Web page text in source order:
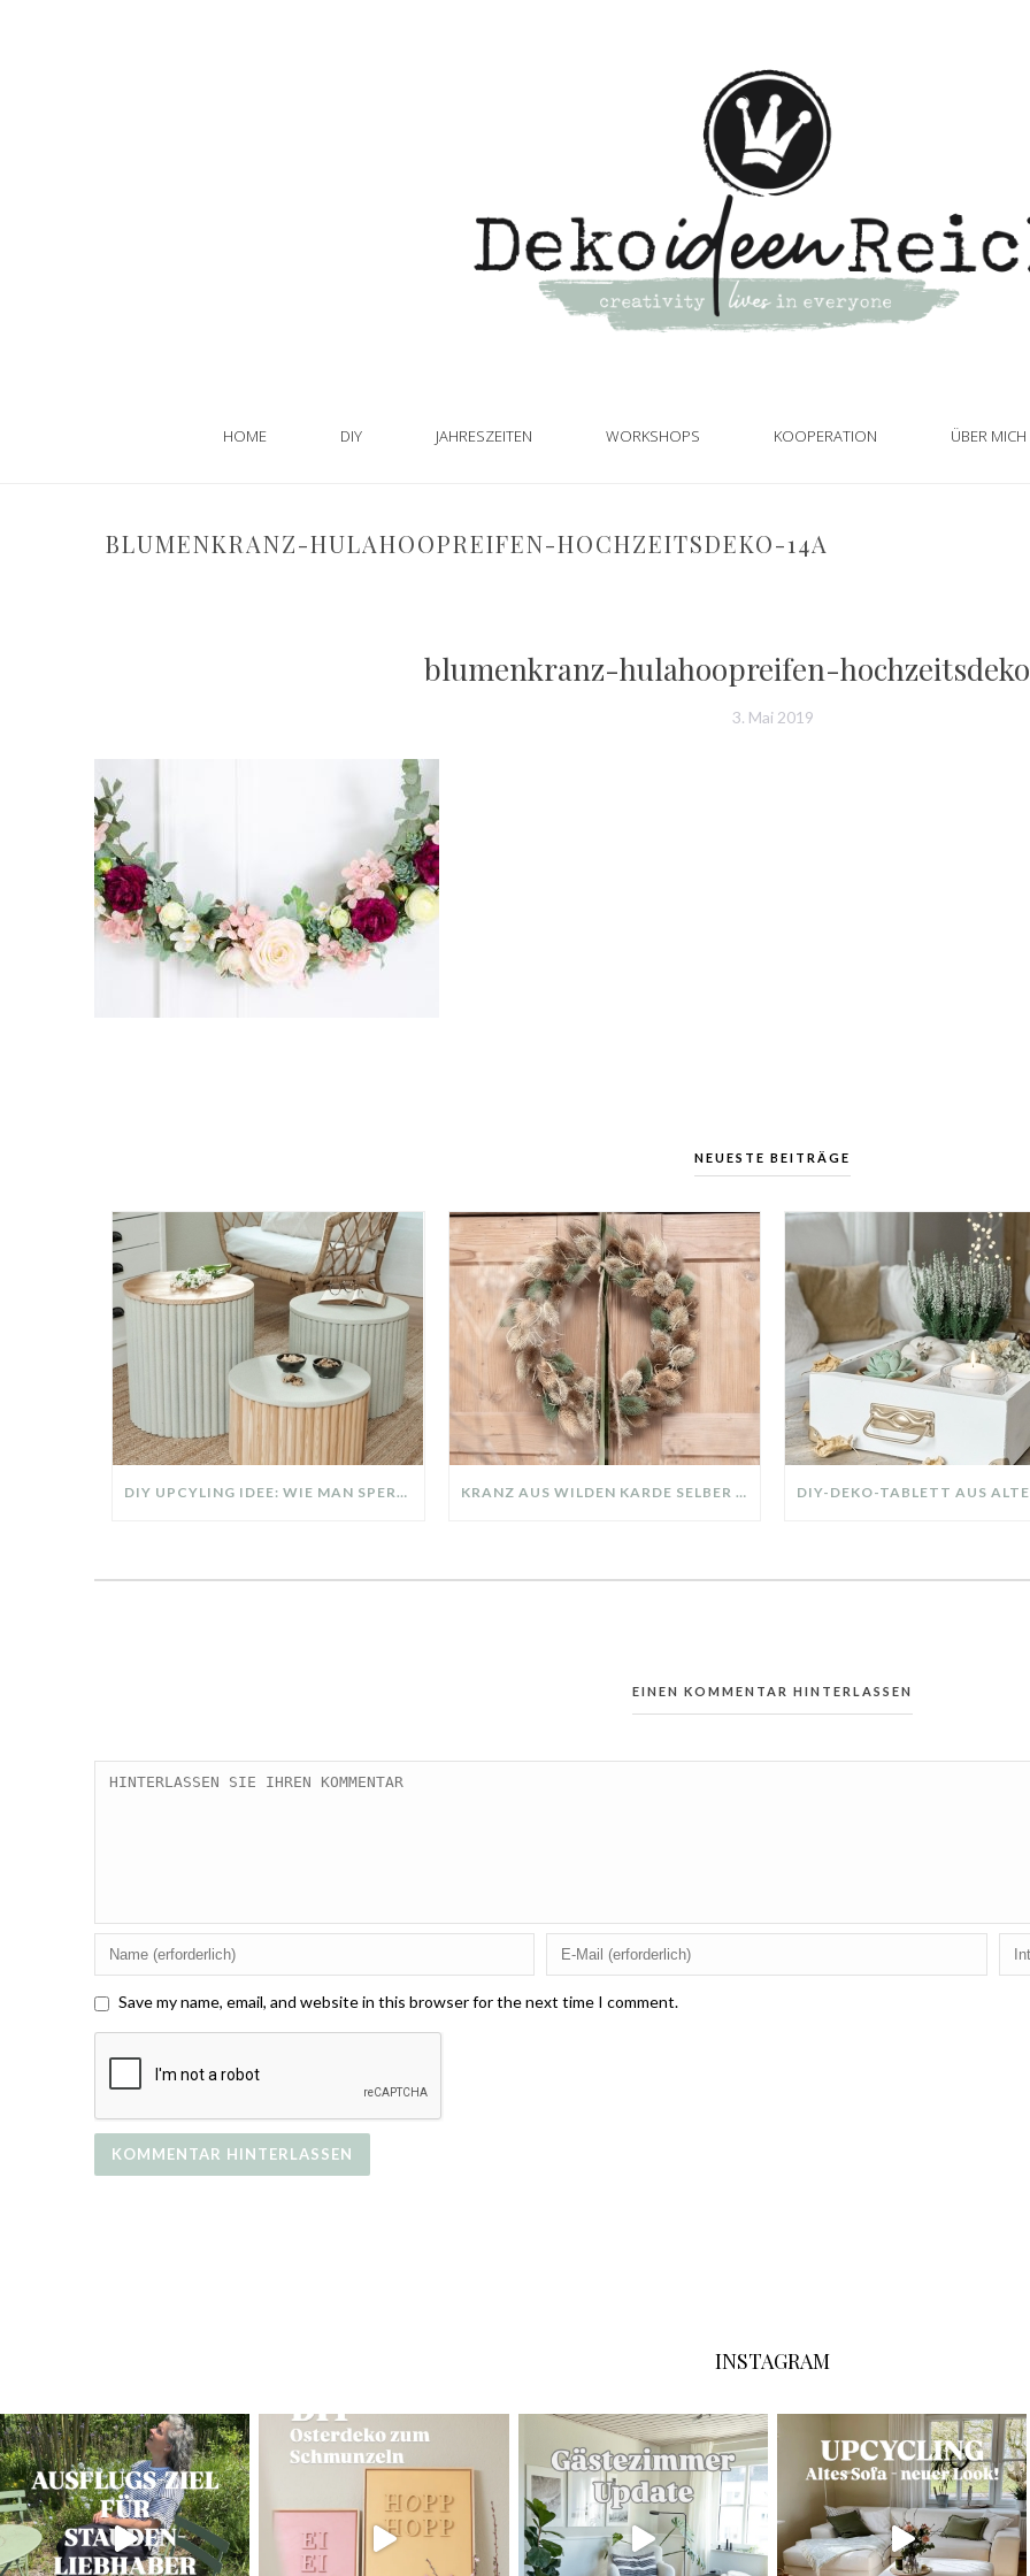
HOME DIY JAHRESZEITEN WORKSHOPS KOOPERATION ÜBER
BLUMENKRANZ-HULAHOOPREIFEN-HOCHZEITSDEKO-14A
blumenkranz-hulahoopreifen-
3. Mai 2019
NEUESTE BEITRÄGE
DIY UPCYLING IDEE: WIE MAN SPERRMÜLL IN EIN DESIGNER TEIL VERWANDELT KRANZ AUS WILDEN KARDE SELBER MACHEN: HERBSTDEKO GANZ EINFACH
EINEN KOMMENTAR HINTERLASSEN
Save my name, email, and website in this browser for the next time I comment.
INSTAGRAM